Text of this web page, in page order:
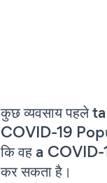
कुछ व्यवसाय पहले
COVID-19
कि वह a COVID-
कर सकता है।